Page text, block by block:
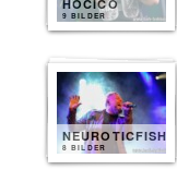
HOCICO
9 BILDER
NEUROTICFISH
8 BILDER